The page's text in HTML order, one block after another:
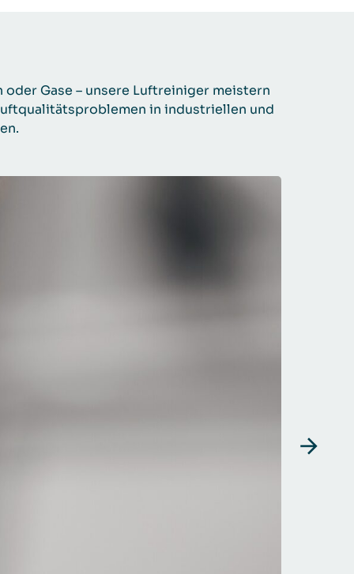
oder Gase – unsere Luftreiniger meistern
in industriellen und